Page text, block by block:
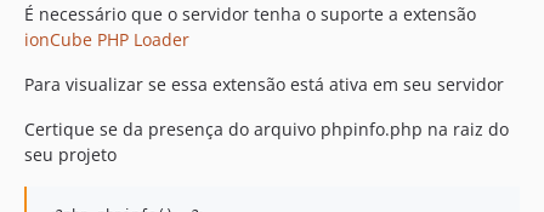
É necessário que o servidor tenha o suporte a extensão
ionCube PHP Loader
Para visualizar se essa extensão está ativa em seu servidor
Certique se da presença do arquivo phpinfo.php na raiz do
seu projeto